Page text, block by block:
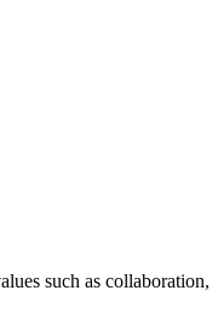
such as collaboration,